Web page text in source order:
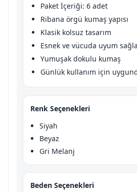
Paket İçeriği: 6 adet
Ribana örgü kumaş yapısı
Klasik kolsuz tasarım
Esnek ve vücuda uyum
Yumuşak dokulu kumaş
Günlük kullanım için
Renk Seçenekleri
Siyah
Beyaz
Gri Melanj
Beden Seçenekleri